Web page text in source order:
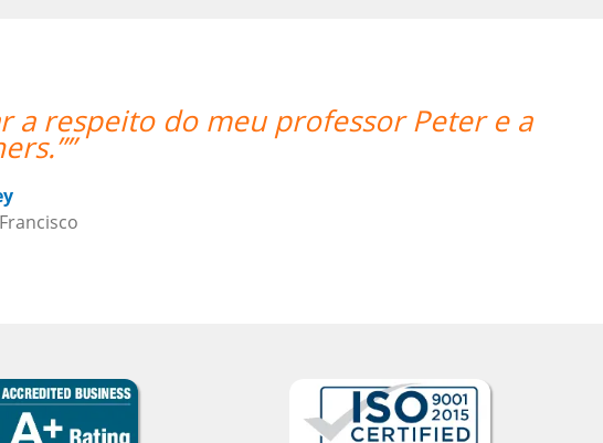
e a “”A professora Sandra é